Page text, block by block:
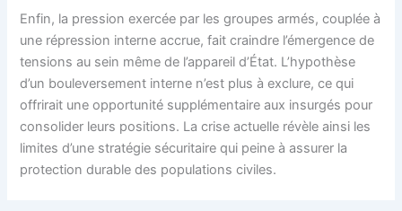
Enfin, la pression exercée par les groupes armés, couplée à
une répression interne accrue, fait craindre l’émergence de
tensions au sein même de l’appareil d’État. L’hypothèse
d’un bouleversement interne n’est plus à exclure, ce qui
offrirait une opportunité supplémentaire aux insurgés pour
consolider leurs positions. La crise actuelle révèle ainsi les
limites d’une stratégie sécuritaire qui peine à assurer la
protection durable des populations civiles.